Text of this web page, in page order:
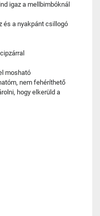
igaz a mellbimbóknál
és a nyakpánt csillogó
mosható
nem fehéríthető
hogy elkerüld a